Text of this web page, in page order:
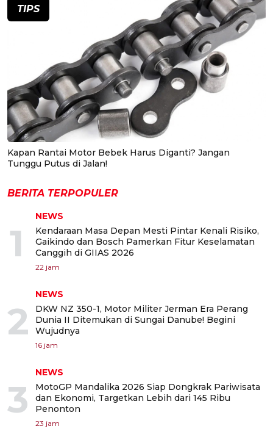
TIPS
Kapan Rantai Motor Bebek Harus Diganti? Jangan
Tunggu Putus di Jalan!
BERITA TERPOPULER
1
NEWS
Kendaraan Masa Depan Mesti Pintar Kenali Risiko,
Gaikindo dan Bosch Pamerkan Fitur Keselamatan
Canggih di GIIAS 2026
22 jam
2
NEWS
DKW NZ 350-1, Motor Militer Jerman Era Perang
Dunia II Ditemukan di Sungai Danube! Begini
Wujudnya
16 jam
3
NEWS
MotoGP Mandalika 2026 Siap Dongkrak Pariwisata
dan Ekonomi, Targetkan Lebih dari 145 Ribu
Penonton
23 jam